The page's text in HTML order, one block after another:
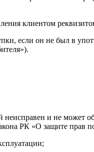
клиентом
если он не был в
неисправен и не может
РК «О защите прав